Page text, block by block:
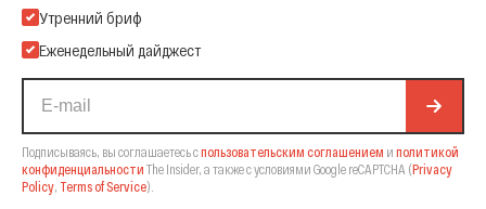
Подпишитесь на нашу Email-рассылку
Утренний бриф
Еженедельный дайджест
Подписываясь, вы соглашаетесь спользовательским соглашением и политикой
конфиденциальности The Insider, а также с условиями Google reCAPTCHA (Privacy
Policy, Terms of Service).